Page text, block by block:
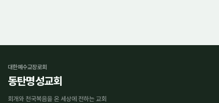
대한예수교장로회
동탄명성교회
회개와 천국복음을 온 세상에 전하는 교회